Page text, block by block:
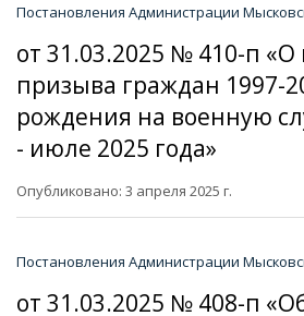
Постановления Администрации
от 31.03.2025 № 410-п
призыва граждан 1997-
рождения на военную
- июле 2025 года»
Опубликовано: 3 апреля 2025 г.
Постановления Администрации
от 31.03.2025 № 408-п